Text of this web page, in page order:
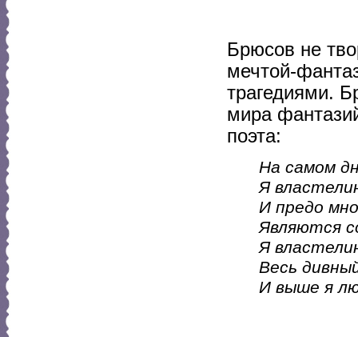
Брюсов не
мечтой-
трагедиями.
мира
поэта:
На самом
Я
И предо
Являются
Я
Весь
И выше я